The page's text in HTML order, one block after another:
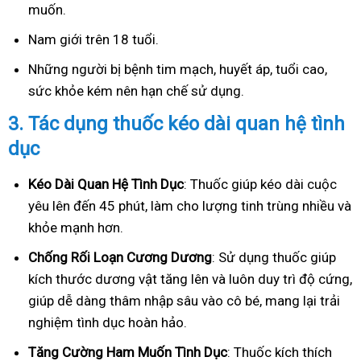
muốn.
Nam giới trên 18 tuổi.
Những người bị bệnh tim mạch, huyết áp, tuổi cao,
sức khỏe kém nên hạn chế sử dụng.
3. Tác dụng thuốc kéo dài quan hệ tình
dục
Kéo Dài Quan Hệ Tình Dục: Thuốc giúp kéo dài cuộc
yêu lên đến 45 phút, làm cho lượng tinh trùng nhiều và
khỏe mạnh hơn.
Chống Rối Loạn Cương Dương: Sử dụng thuốc giúp
kích thước dương vật tăng lên và luôn duy trì độ cứng,
giúp dễ dàng thâm nhập sâu vào cô bé, mang lại trải
nghiệm tình dục hoàn hảo.
Tăng Cường Ham Muốn Tình Dục: Thuốc kích thích